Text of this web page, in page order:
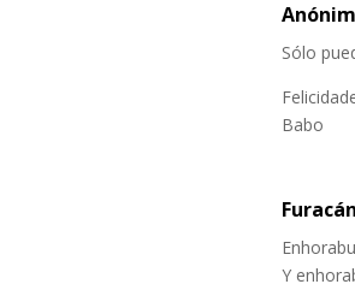
Sólo
Babo
Furacán
Y